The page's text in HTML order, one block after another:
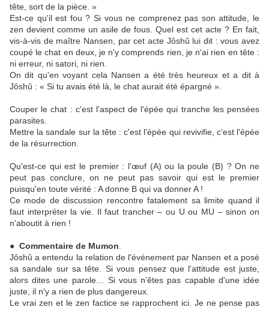
tête, sort de la pièce. »
Est-ce qu'il est fou ? Si vous ne comprenez pas son attitude, le
zen devient comme un asile de fous. Quel est cet acte ? En fait,
vis-à-vis de maître Nansen, par cet acte Jôshû lui dit : vous avez
coupé le chat en deux, je n'y comprends rien, je n'ai rien en tête :
ni erreur, ni satori, ni rien.
On dit qu'en voyant cela Nansen a été très heureux et a dit à
Jôshû : « Si tu avais été là, le chat aurait été épargné ».
Couper le chat : c'est l'aspect de l'épée qui tranche les pensées
parasites.
Mettre la sandale sur la tête : c'est l'épée qui revivifie, c'est l'épée
de la résurrection.
Qu'est-ce qui est le premier : l'œuf (A) ou la poule (B) ? On ne
peut pas conclure, on ne peut pas savoir qui est le premier
puisqu'en toute vérité : A donne B qui va donner A !
Ce mode de discussion rencontre fatalement sa limite quand il
faut interpréter la vie. Il faut trancher – ou U ou MU – sinon on
n'aboutit à rien !
● Commentaire de Mumon
Jôshû a entendu la relation de l'événement par Nansen et a posé
sa sandale sur sa tête. Si vous pensez que l'attitude est juste,
alors dites une parole… Si vous n'êtes pas capable d'une idée
juste, il n'y a rien de plus dangereux.
Le vrai zen et le zen factice se rapprochent ici. Je ne pense pas